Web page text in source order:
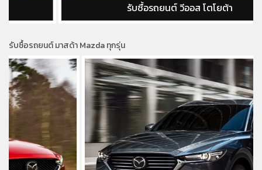
รับซื้อรถยนต์ วีออส โตโยต้า
รับซื้อรถยนต์ มาสด้า Mazda ทุกรุ่น